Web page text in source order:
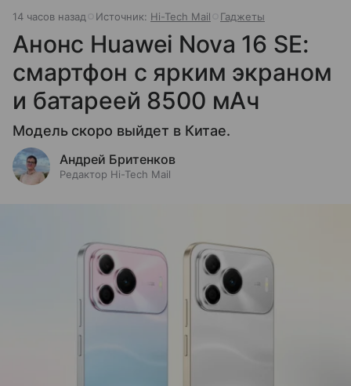
14 часов назад Источник: Hi-Tech Mail Гаджеты
Анонс Huawei Nova 16 SE:
смартфон с ярким экраном
и батареей 8500 мАч
Модель скоро выйдет в Китае.
Андрей Бритенков
Редактор Hi-Tech Mail